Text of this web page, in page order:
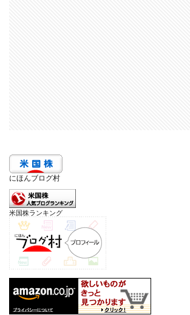
にほんブログ村
米国株ランキング